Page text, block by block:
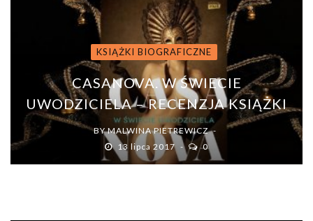
KSIĄŻKI BIOGRAFICZNE
CASANOVA. W ŚWIECIE
UWODZICIELA – RECENZJA KSIĄŻKI
BYMALWINA PIETREWICZ
13 lipca 2017
0